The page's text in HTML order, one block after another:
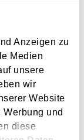
Anzeigen zu
Medien
unsere
wir
Website
und
diese